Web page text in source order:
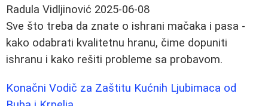
Radula Vidljinović 2025-06-08
Sve što treba da znate o ishrani mačaka i pasa -
kako odabrati kvalitetnu hranu, čime dopuniti
ishranu i kako rešiti probleme sa probavom.
Konačni Vodič za Zaštitu Kućnih Ljubimaca od